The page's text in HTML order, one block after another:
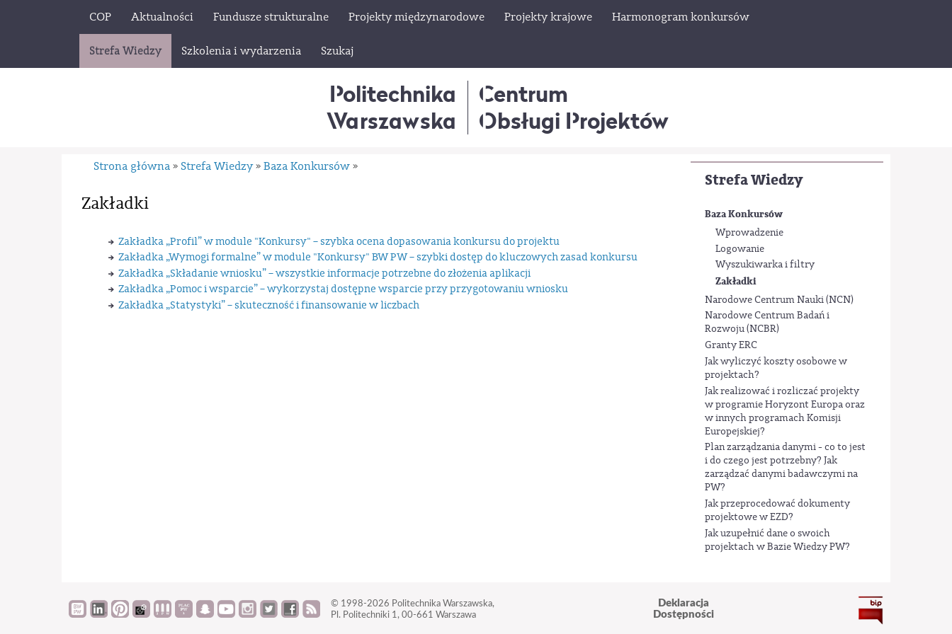
COP Aktualności Fundusze strukturalne Projekty międzynarodowe Projekty krajowe Harmonogram konkursów
Strefa Wiedzy Szkolenia i wydarzenia Szukaj
Politechnika
Warszawska
Centrum
Obsługi Projektów
Strefa Wiedzy
Baza Konkursów
Wprowadzenie
Logowanie
Wyszukiwarka i filtry
Zakładki
Narodowe Centrum Nauki (NCN)
Narodowe Centrum Badań i
Rozwoju (NCBR)
Granty ERC
Jak wyliczyć koszty osobowe w
projektach?
Jak realizować i rozliczać projekty
w programie Horyzont Europa oraz
w innych programach Komisji
Europejskiej?
Plan zarządzania danymi - co to jest
i do czego jest potrzebny? Jak
zarządzać danymi badawczymi na
PW?
Jak przeprocedować dokumenty
projektowe w EZD?
Jak uzupełnić dane o swoich
projektach w Bazie Wiedzy PW?
Strona główna » Strefa Wiedzy » Baza Konkursów »
Zakładki
Zakładka „Profil” w module "Konkursy" – szybka ocena dopasowania konkursu do projektu
Zakładka „Wymogi formalne” w module "Konkursy" BW PW – szybki dostęp do kluczowych zasad konkursu
Zakładka „Składanie wniosku” – wszystkie informacje potrzebne do złożenia aplikacji
Zakładka „Pomoc i wsparcie” – wykorzystaj dostępne wsparcie przy przygotowaniu wniosku
Zakładka „Statystyki” – skuteczność i finansowanie w liczbach
© 1998-2026 Politechnika Warszawska,
Pl. Politechniki 1, 00-661 Warszawa
Deklaracja
Dostępności